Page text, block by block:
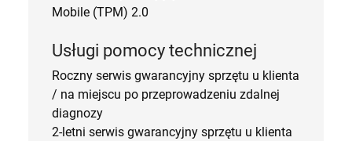
Mobile (TPM) 2.0
Usługi pomocy technicznej
Roczny serwis gwarancyjny sprzętu u klienta
/ na miejscu po przeprowadzeniu zdalnej
diagnozy
2-letni serwis gwarancyjny sprzętu u klienta